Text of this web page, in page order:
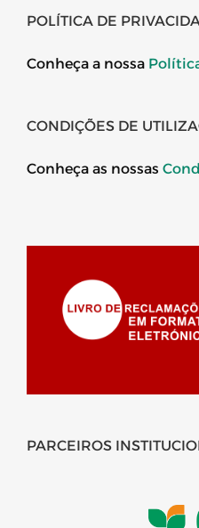
POLÍTICA DE
Conheça a nossa
CONDIÇÕES DE
Conheça as nossas
PARCEIROS